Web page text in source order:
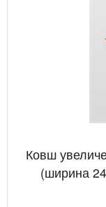
Ковш
(ширина